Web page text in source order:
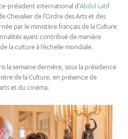
président international d’Abdul Latif
Chevalier de l’Ordre des Arts et des
par le ministère français de la Culture
ayant contribué de manière
la culture à l’échelle mondiale.
la semaine dernière, sous la présidence
de la Culture, en présence de
et du cinéma.